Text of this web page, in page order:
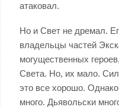
атаковал.
Но и Свет не дремал.
владельцы частей
могущественных
Света. Но, их мало.
это все хорошо.
много. Дьявольски